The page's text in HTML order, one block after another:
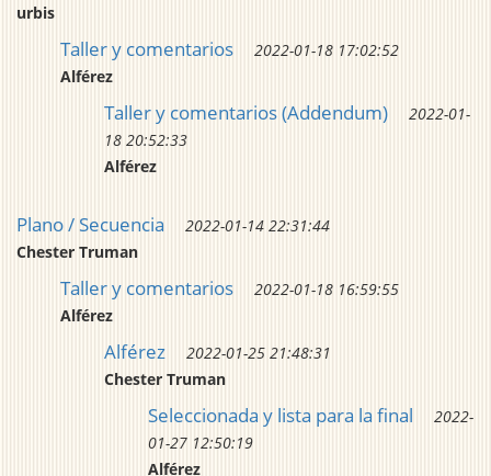
urbis
Taller y comentarios
2022-01-18 17:02:52
Alférez
Taller y comentarios (Addendum)
2022-01-
18 20:52:33
Alférez
Plano / Secuencia
2022-01-14 22:31:44
Chester Truman
Taller y comentarios
2022-01-18 16:59:55
Alférez
Alférez
2022-01-25 21:48:31
Chester Truman
Seleccionada y lista para la final
2022-
01-27 12:50:19
Alférez